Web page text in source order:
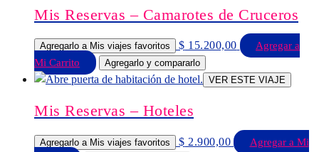
Mis Reservas – Camarotes de Cruceros
Agregarlo a Mis viajes favoritos $ 15.200,00
Agregar a
Mi Carrito
Agregarlo y compararlo
VER ESTE VIAJE
Mis Reservas – Hoteles
Agregarlo a Mis viajes favoritos $ 2.900,00
Agregar a Mi